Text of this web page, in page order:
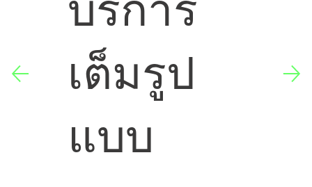
เต็มรูป
แบบ